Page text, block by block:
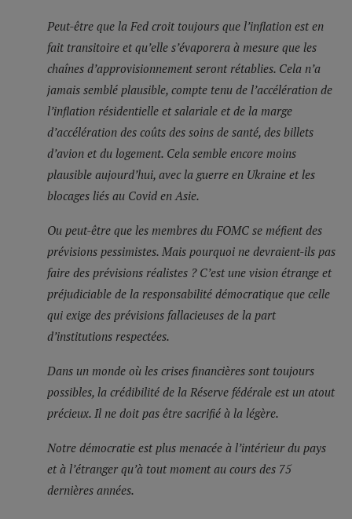
Peut-être que la Fed croit toujours que l’inflation est en
fait transitoire et qu’elle s’évaporera à mesure que les
chaînes d’approvisionnement seront rétablies. Cela n’a
jamais semblé plausible, compte tenu de l’accélération de
l’inflation résidentielle et salariale et de la marge
d’accélération des coûts des soins de santé, des billets
d’avion et du logement. Cela semble encore moins
plausible aujourd’hui, avec la guerre en Ukraine et les
blocages liés au Covid en Asie.
Ou peut-être que les membres du FOMC se méfient des
prévisions pessimistes. Mais pourquoi ne devraient-ils pas
faire des prévisions réalistes ? C’est une vision étrange et
préjudiciable de la responsabilité démocratique que celle
qui exige des prévisions fallacieuses de la part
d’institutions respectées.
Dans un monde où les crises financières sont toujours
possibles, la crédibilité de la Réserve fédérale est un atout
précieux. Il ne doit pas être sacrifié à la légère.
Notre démocratie est plus menacée à l’intérieur du pays
et à l’étranger qu’à tout moment au cours des 75
dernières années.